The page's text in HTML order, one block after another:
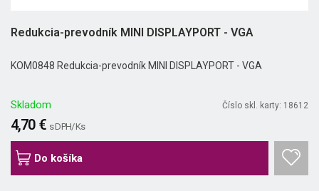
Redukcia-prevodník MINI DISPLAYPORT - VGA
KOM0848 Redukcia-prevodník MINI DISPLAYPORT - VGA
Skladom Číslo skl. karty: 18612
4,70 € s DPH/ Ks
Do košíka